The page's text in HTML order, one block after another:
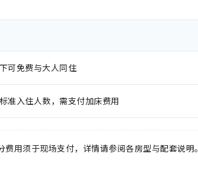
可免费与大人同住
准入住人数，需支付加床费用
用须于现场支付，详情请参阅各房型与配套说明。